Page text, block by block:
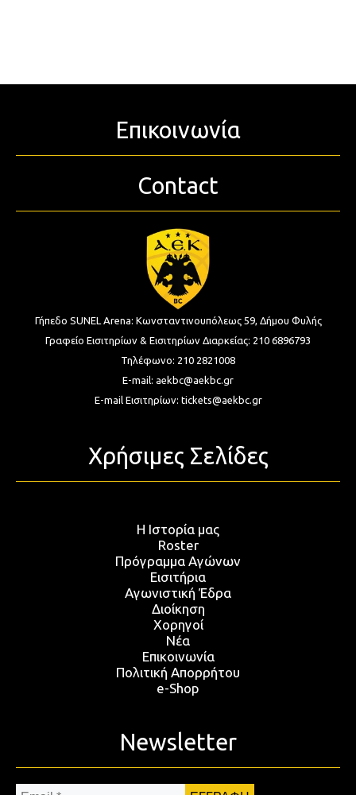
Επικοινωνία
Contact
Γήπεδο SUNEL Arena: Κωνσταντινουπόλεως 59, Δήμου Φυλής
Γραφείο Εισιτηρίων & Εισιτηρίων Διαρκείας: 210 6896793
Τηλέφωνο: 210 2821008
E-mail: aekbc@aekbc.gr
E-mail Εισιτηρίων: tickets@aekbc.gr
Χρήσιμες Σελίδες
Η Ιστορία μας
Roster
Πρόγραμμα Αγώνων
Εισιτήρια
Αγωνιστική Έδρα
Διοίκηση
Χορηγοί
Νέα
Επικοινωνία
Πολιτική Απορρήτου
e-Shop
Newsletter
Email